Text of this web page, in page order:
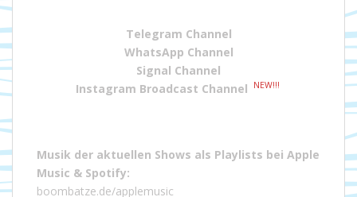
Telegram Channel
WhatsApp Channel
Signal Channel
Instagram Broadcast Channel
NEW!!!
Musik der aktuellen Shows als Playlists bei Apple
Music & Spotify:
boombatze.de/applemusic